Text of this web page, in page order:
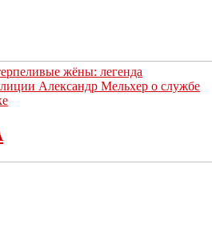
жёны: легенда
Александр Мельхер о службе